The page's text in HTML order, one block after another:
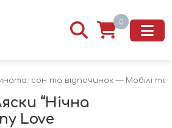
0
сон та відпочинок — Мобілі та
“Нічна
Love